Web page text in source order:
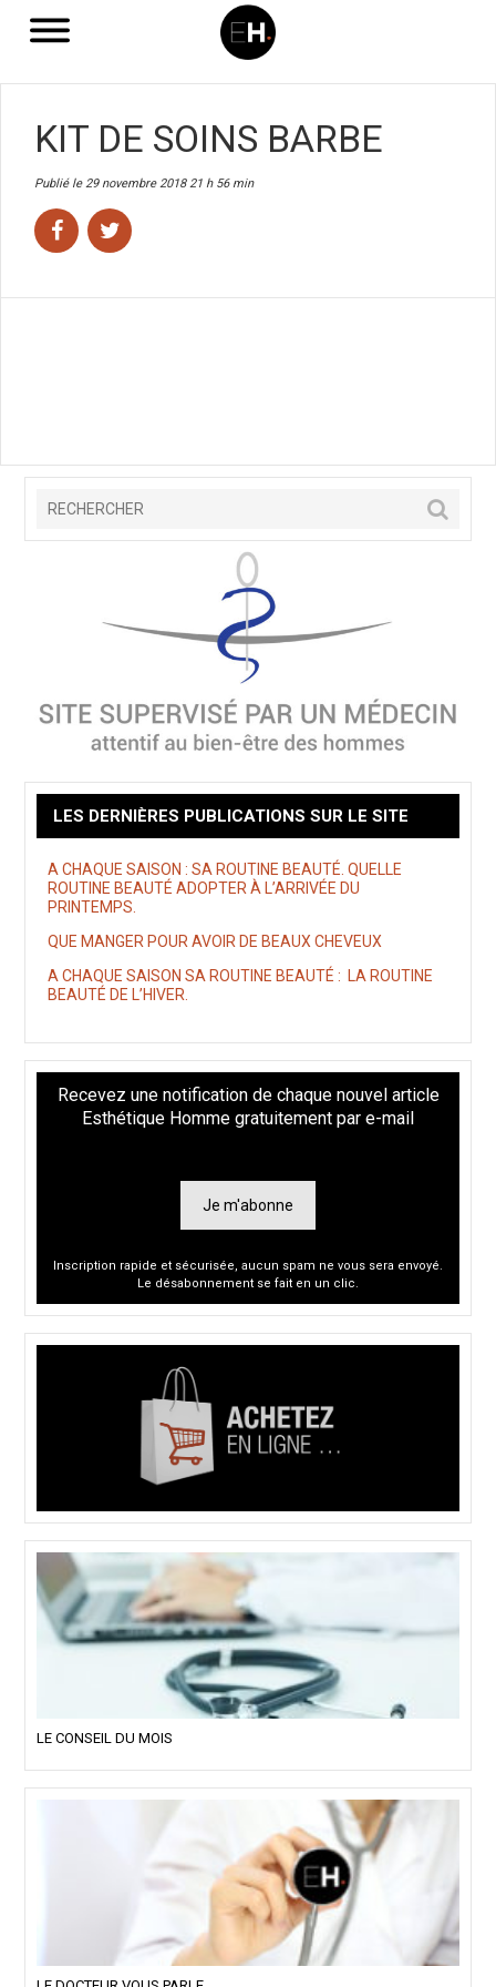
KIT DE SOINS BARBE
Publié le 29 novembre 2018 21 h 56 min
LES DERNIÈRES PUBLICATIONS SUR LE SITE
A CHAQUE SAISON : SA ROUTINE BEAUTÉ. QUELLE
ROUTINE BEAUTÉ ADOPTER À L’ARRIVÉE DU
PRINTEMPS.
QUE MANGER POUR AVOIR DE BEAUX CHEVEUX
A CHAQUE SAISON SA ROUTINE BEAUTÉ : LA ROUTINE
BEAUTÉ DE L’HIVER.
Recevez une notification de chaque nouvel article
Esthétique Homme gratuitement par e-mail
Je m'abonne
Inscription rapide et sécurisée, aucun spam ne vous sera envoyé.
Le désabonnement se fait en un clic.
LE CONSEIL DU MOIS